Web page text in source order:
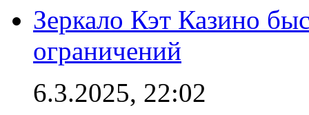
Зеркало Кэт Казино
ограничений
6.3.2025, 22:02